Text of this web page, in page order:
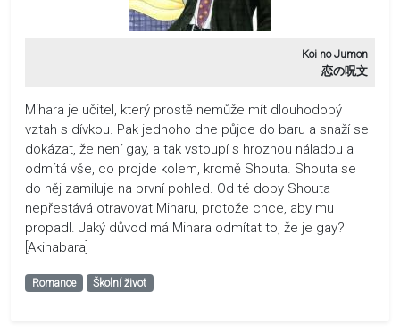
Koi no Jumon
恋の呪文
Mihara je učitel, který prostě nemůže mít dlouhodobý
vztah s dívkou. Pak jednoho dne půjde do baru a snaží se
dokázat, že není gay, a tak vstoupí s hroznou náladou a
odmítá vše, co projde kolem, kromě Shouta. Shouta se
do něj zamiluje na první pohled. Od té doby Shouta
nepřestává otravovat Miharu, protože chce, aby mu
propadl. Jaký důvod má Mihara odmítat to, že je gay?
[Akihabara]
Romance Školní život